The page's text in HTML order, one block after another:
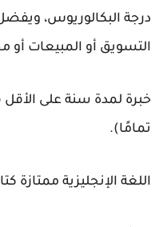
درجة البكالوريوس،
التسويق أو المبيعات أو
خبرة لمدة سنة على الأقل
تمامًا).
اللغة الإنجليزية ممتازة